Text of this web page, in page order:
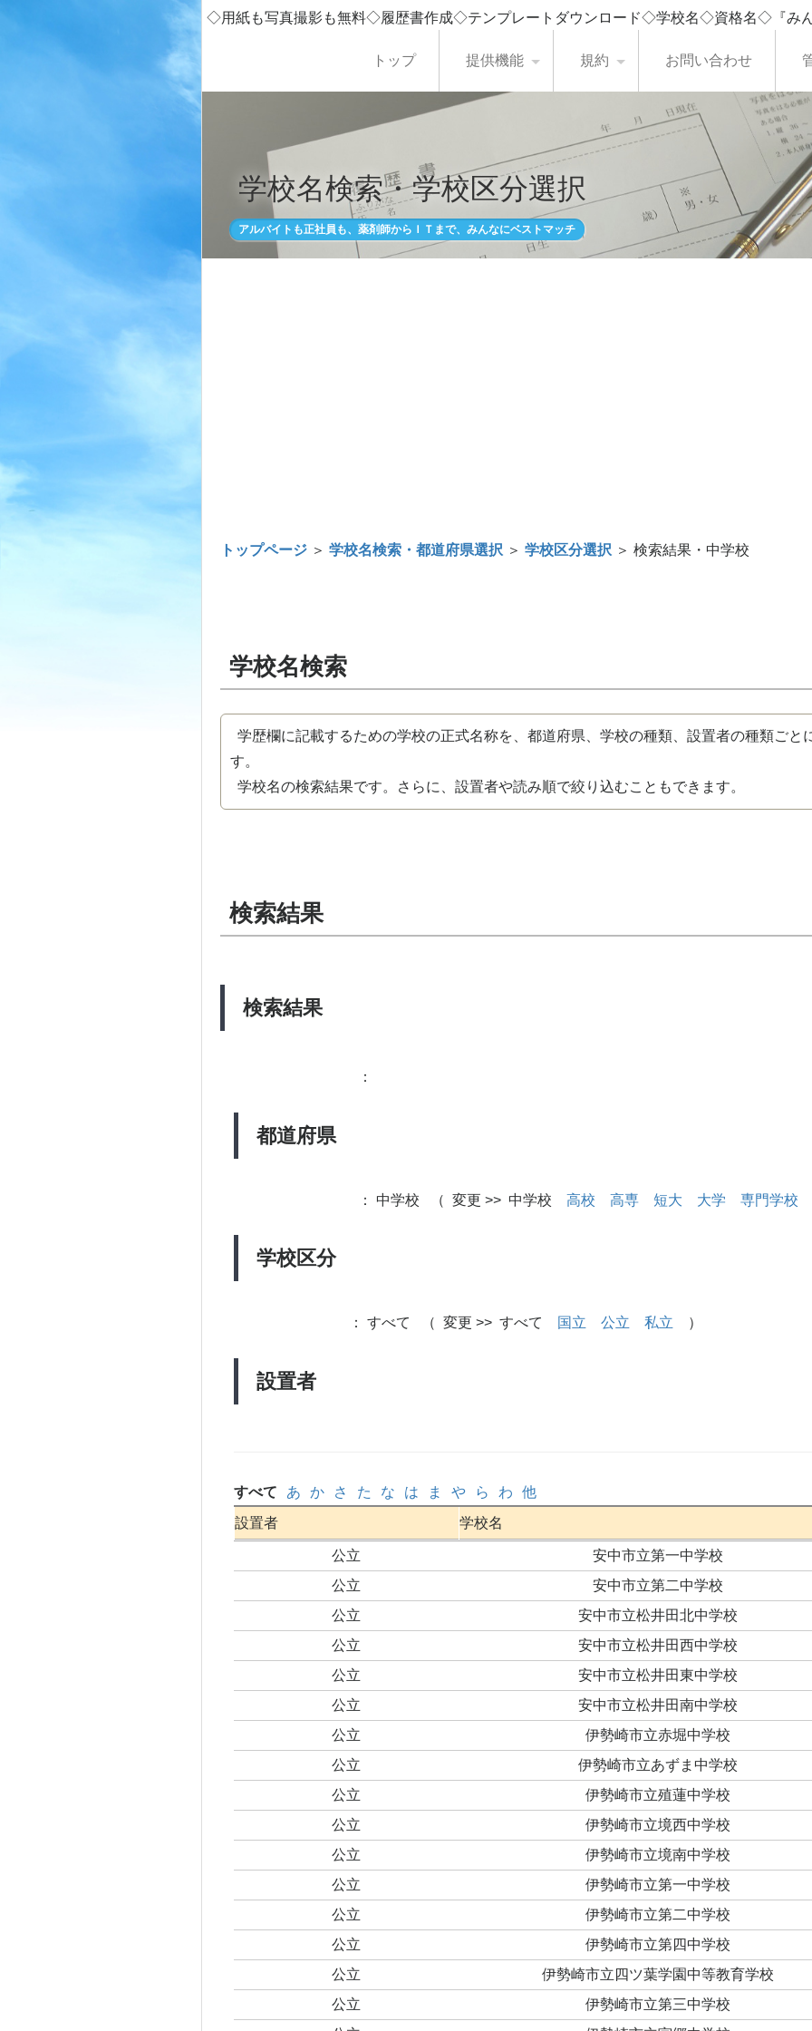
◇用紙も写真撮影も無料◇履歴書作成◇テンプレートダウンロード◇学校名◇資格名◇『み
トップ 提供機能 規約 お問い合わせ
学校名検索・学校区分選択
アルバイトも正社員も、薬剤師からＩＴまで、みんなにベストマッチ
トップページ ＞ 学校名検索・都道府県選択 ＞ 学校区分選択 ＞ 検索結果・中学校
学校名検索
学歴欄に記載するための学校の正式名称を、都道府県、学校の種類、設置者の種類ごと
す。
学校名の検索結果です。さらに、設置者や読み順で絞り込むこともできます。
検索結果
検索結果
都道府県
：
学校区分
： 中学校 （ 変更 >> 中学校 高校 高専 短大 大学 専門学校
設置者
： すべて （ 変更 >> すべて 国立 公立 私立 ）
すべて あ か さ た な は ま や ら わ
他
設置者
学校名
公立
安中市立第一中学校
公立
安中市立第二中学校
公立
安中市立松井田北中学校
公立
安中市立松井田西中学校
公立
安中市立松井田東中学校
公立
安中市立松井田南中学校
公立
伊勢崎市立赤堀中学校
公立
伊勢崎市立あずま中学校
公立
伊勢崎市立殖蓮中学校
公立
伊勢崎市立境西中学校
公立
伊勢崎市立境南中学校
公立
伊勢崎市立第一中学校
公立
伊勢崎市立第二中学校
公立
伊勢崎市立第四中学校
公立
伊勢崎市立四ツ葉学園中等教育学校
公立
伊勢崎市立第三中学校